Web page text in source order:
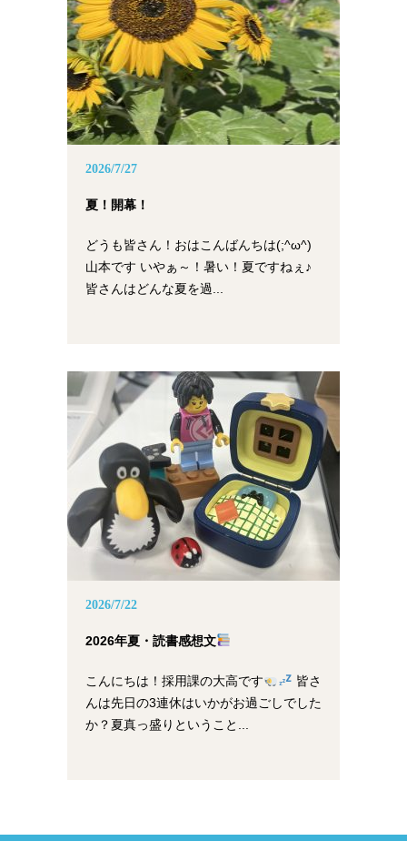
2026/7/27
夏！開幕！
どうも皆さん！おはこんばんちは(;^ω^)
山本です いやぁ～！暑い！夏ですねぇ♪
皆さんはどんな夏を過...
2026/7/22
2026年夏・読書感想文
こんにちは！採用課の大高です
皆さ
んは先日の3連休はいかがお過ごしでした
か？夏真っ盛りということ...